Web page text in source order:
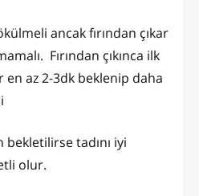
ancak fırından çıkar
Fırından çıkınca ilk
en az 2-3dk beklenip daha
tadını iyi
olur.